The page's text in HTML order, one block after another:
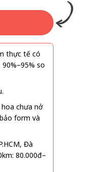
thực tế có
so
chưa nở
form và
Đà
80.000đ–